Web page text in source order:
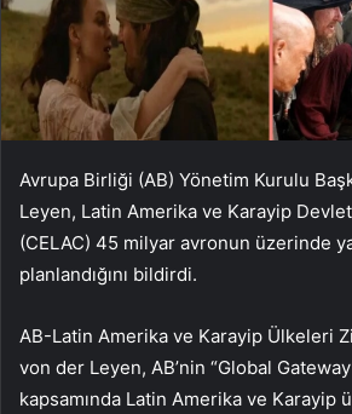
Avrupa Birliği (AB) Yönetim Kurulu
Leyen, Latin Amerika ve Karayip
(CELAC) 45 milyar avronun üzerinde
planlandığını bildirdi.
AB-Latin Amerika ve Karayip Ülkeleri
von der Leyen, AB’nin “Global
kapsamında Latin Amerika ve Karayip